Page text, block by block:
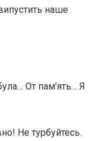
наше
От пам’ять… Я
Не турбуйтесь.